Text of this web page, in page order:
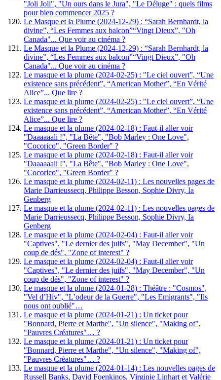
"Joli Joli", "Un ours dans le Jura", "Le Déluge" : quels films
pour bien commencer 2025 ?
Le Masque et la Plume (2024-12-29) : “Sarah Bernhardt, la
divine”, “Les Femmes aux balcon”“Vingt Dieux”, "Oh
Canada"... Que voir au cinéma ?
Le Masque et la Plume (2024-12-29) : “Sarah Bernhardt, la
divine”, “Les Femmes aux balcon”“Vingt Dieux”, "Oh
Canada"... Que voir au cinéma ?
Le masque et la plume (2024-02-25) : "Le ciel ouvert”, “Une
existence sans précédent”, “American Mother”, “En Vérité
Alice”... Que lire ?
Le masque et la plume (2024-02-25) : "Le ciel ouvert”, “Une
existence sans précédent”, “American Mother”, “En Vérité
Alice”... Que lire ?
Le masque et la plume (2024-02-18) : Faut-il aller voir
"Daaaaaali !", "La Bête", "Bob Marley : One Love",
"Cocorico", "Green Border" ?
Le masque et la plume (2024-02-18) : Faut-il aller voir
"Daaaaaali !", "La Bête", "Bob Marley : One Love",
"Cocorico", "Green Border" ?
Le masque et la plume (2024-02-11) : Les nouvelles pages de
Marie Darrieussecq, Philippe Besson, Sophie Divry, Ia
Genberg
Le masque et la plume (2024-02-11) : Les nouvelles pages de
Marie Darrieussecq, Philippe Besson, Sophie Divry, Ia
Genberg
Le masque et la plume (2024-02-04) : Faut-il aller voir
"Captives", "Le dernier des juifs", "May December", "Un
coup de dés", "Zone of interest" ?
Le masque et la plume (2024-02-04) : Faut-il aller voir
"Captives", "Le dernier des juifs", "May December", "Un
coup de dés", "Zone of interest" ?
Le masque et la plume (2024-01-28) : Théâtre : "Cosmos",
"Vel d’Hiv", "L’odeur de la Guerre", "Les Emigrants", "Ils
nous ont oublié"…
Le masque et la plume (2024-01-21) : Un ticket pour
"Bonnard, Pierre et Marthe", "Un silence", "Making of",
"Pauvres Créatures"… ?
Le masque et la plume (2024-01-21) : Un ticket pour
"Bonnard, Pierre et Marthe", "Un silence", "Making of",
"Pauvres Créatures"… ?
Le masque et la plume (2024-01-14) : Les nouvelles pages de
Russell Banks, David Foenkinos, Virginie Linhart et Valérie